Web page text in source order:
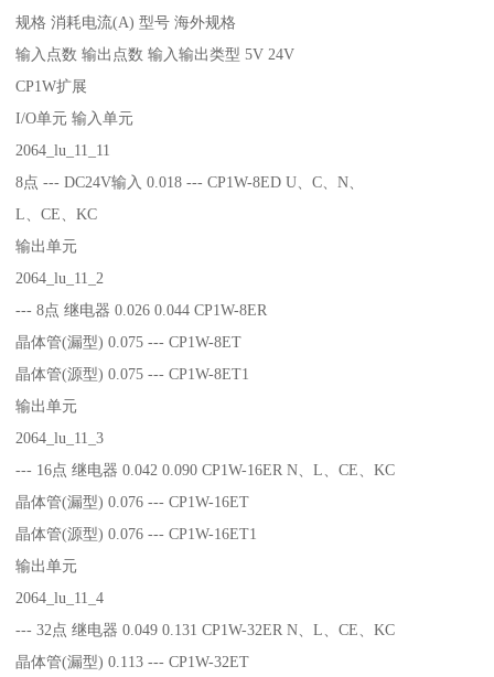
规格 消耗电流(A) 型号 海外规格
输入点数 输出点数 输入输出类型 5V 24V
CP1W扩展
I/O单元 输入单元
2064_lu_11_11
8点 --- DC24V输入 0.018 --- CP1W-8ED U、C、N、
L、CE、KC
输出单元
2064_lu_11_2
--- 8点 继电器 0.026 0.044 CP1W-8ER
晶体管(漏型) 0.075 --- CP1W-8ET
晶体管(源型) 0.075 --- CP1W-8ET1
输出单元
2064_lu_11_3
--- 16点 继电器 0.042 0.090 CP1W-16ER N、L、CE、KC
晶体管(漏型) 0.076 --- CP1W-16ET
晶体管(源型) 0.076 --- CP1W-16ET1
输出单元
2064_lu_11_4
--- 32点 继电器 0.049 0.131 CP1W-32ER N、L、CE、KC
晶体管(漏型) 0.113 --- CP1W-32ET